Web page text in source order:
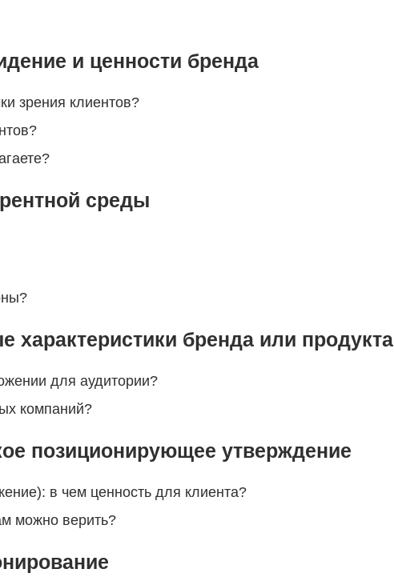
и ценности бренда
зрения клиентов?
среды
характеристики бренда или продукта
для аудитории?
компаний?
позиционирующее утверждение
в чем ценность для клиента?
можно верить?